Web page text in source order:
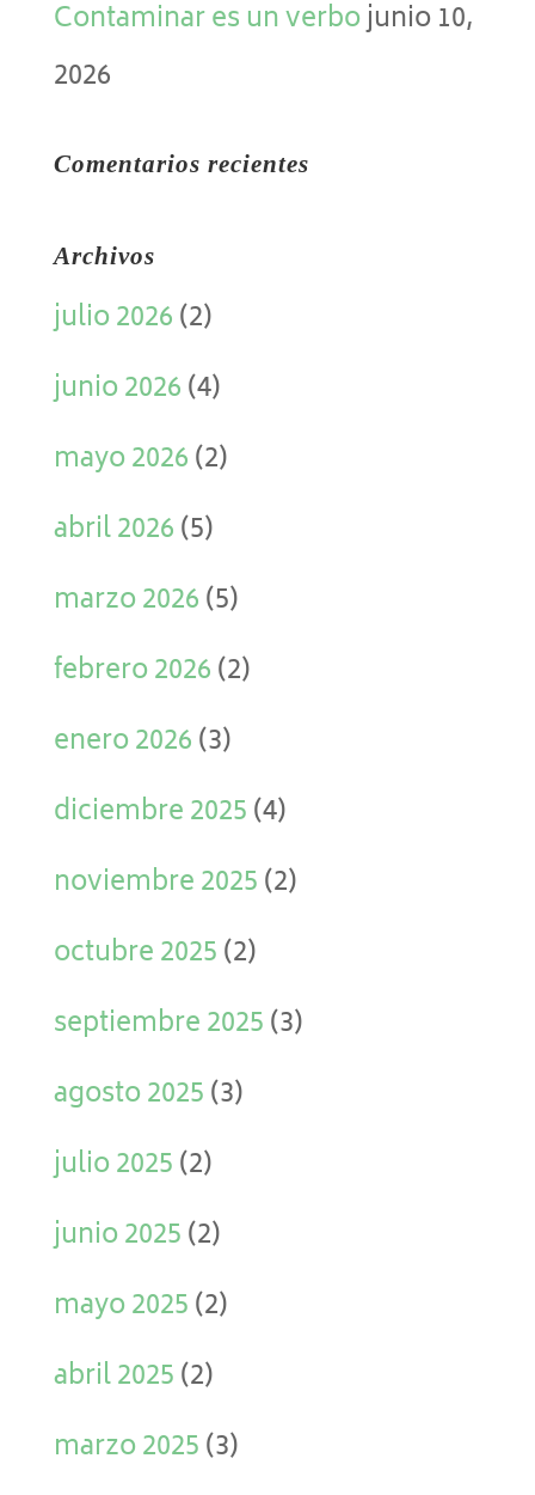
Contaminar es un verbojunio 10,
2026
Comentarios recientes
Archivos
julio 2026(2)
junio 2026(4)
mayo 2026(2)
abril 2026(5)
marzo 2026(5)
febrero 2026(2)
enero 2026(3)
diciembre 2025(4)
noviembre 2025(2)
octubre 2025(2)
septiembre 2025(3)
agosto 2025(3)
julio 2025(2)
junio 2025(2)
mayo 2025(2)
abril 2025(2)
marzo 2025(3)